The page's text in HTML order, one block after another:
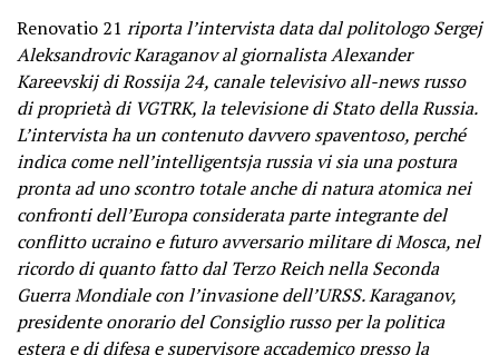
Renovatio 21 riporta l’intervista data dal politologo Sergej
Aleksandrovic Karaganov al giornalista Alexander
Kareevskij di Rossija 24, canale televisivo all-news russo
di proprietà di VGTRK, la televisione di Stato della Russia.
L’intervista ha un contenuto davvero spaventoso, perché
indica come nell’intelligentsja russia vi sia una postura
pronta ad uno scontro totale anche di natura atomica nei
confronti dell’Europa considerata parte integrante del
conflitto ucraino e futuro avversario militare di Mosca, nel
ricordo di quanto fatto dal Terzo Reich nella Seconda
Guerra Mondiale con l’invasione dell’URSS. Karaganov,
presidente onorario del Consiglio russo per la politica
estera e di difesa e supervisore accademico presso la